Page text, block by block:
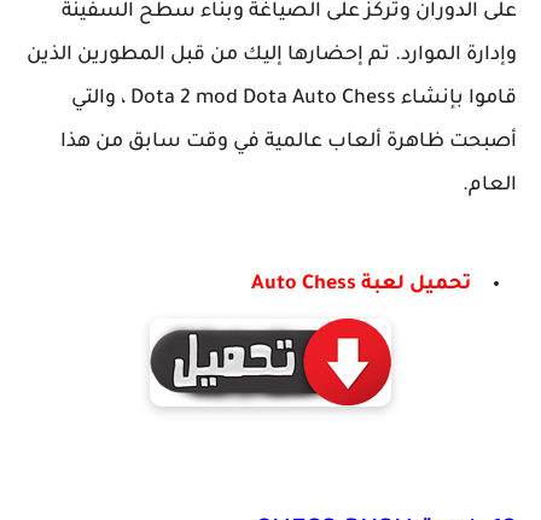
على الدوران وتركز على الصياغة وبناء سطح السفينة
وإدارة الموارد. تم إحضارها إليك من قبل المطورين الذين
قاموا بإنشاء Dota 2 mod Dota Auto Chess ، والتي
أصبحت ظاهرة ألعاب عالمية في وقت سابق من هذا
العام.
تحميل لعبة Auto Chess